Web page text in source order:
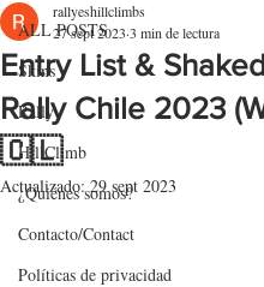
ALL POSTS
Skins
Rally
HillClimb
¿Quiénes somos?
Contacto/Contact
Políticas de privacidad
Entry List &
Rally Chile 2023
🇨🇱
rallyeshillclimbs
27 sept 2023 3 min de lectura
Actualizado:29 sept 2023